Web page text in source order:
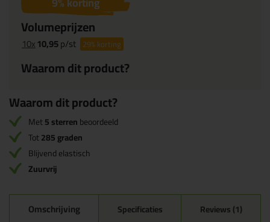
Volumeprijzen
10x10,95p/st 29%korting
Waarom dit product?
Waarom dit product?
Met5 sterrenbeoordeeld
Tot285 graden
Blijvend elastisch
Zuurvrij
Omschrijving Specificaties Reviews (1)